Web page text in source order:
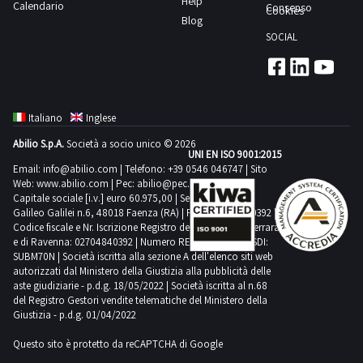
si
trovano
Ercolano
che
al
termine
della
gara
si
sarà
aggiudicato
provvisoriamente
uno
più
e
non
il
termine
di
48
ore
dalla
chiusura
dell’asta,
all’indirizzo
lo
delle
attività
di
ritiro
dal
giorno
concordato:
4
giorni
3
giorni
delle
ritiro
dal
giorno
concordato:
1
giorno
delle
attività
di
ritiro
dal
giorno
concordato:
1
giorno
Calendario
Blog
Consenso
Cookies
SOCIAL
Italiano
Inglese
Abilio S.p.A.Società a socio unico © 2026
Email: info@abilio.com | Telefono: +39 0546 046747 | Sito
Web: www.abilio.com | Pec: abilio@pec.illimity.com
Capitale sociale [i.v.] euro 60.975,00 | Sede legale in Via
Galileo Galilei n.6, 48018 Faenza (RA) | P.IVA: 02704840392 |
Codice fiscale e Nr. Iscrizione Registro delle Imprese di Ferrara
e di Ravenna: 02704840392 | Numero REA RA 224830 | SDI:
SUBM70N | Società iscritta alla sezione A dell'elenco siti web
autorizzati dal Ministero della Giustizia alla pubblicità delle
aste giudiziarie - p.d.g. 18/05/2022 | Società iscritta al n.68
del Registro Gestori vendite telematiche del Ministero della
Giustizia - p.d.g. 01/04/2022
Questo sito è protetto da reCAPTCHA di Google
UNI EN ISO 9001:2015